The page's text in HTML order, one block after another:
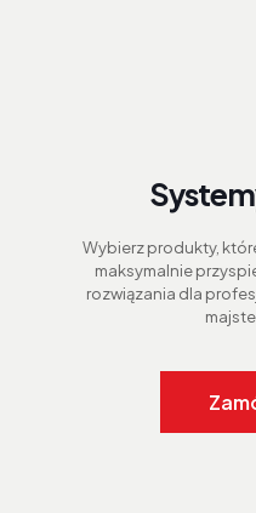
Wybierz produkty,
maksymalnie
rozwiązania dla